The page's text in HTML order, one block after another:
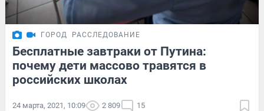
ГОРОД РАССЛЕДОВАНИЕ
Бесплатные завтраки от Путина:
почему дети массово травятся в
российских школах
24 марта, 2021, 10:09 2 809 15